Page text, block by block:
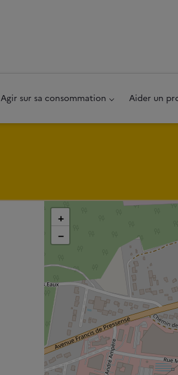
Agir sur sa consommation Aider un
+
−